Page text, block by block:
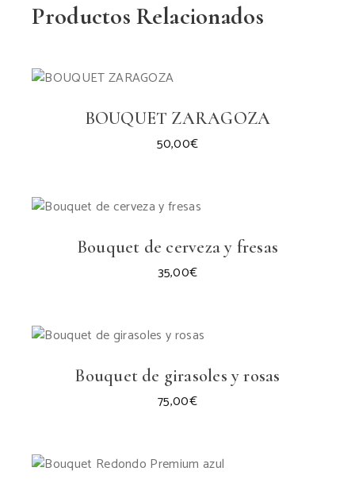
Productos Relacionados
BOUQUET ZARAGOZA
50,00€
Bouquet de cerveza y fresas
35,00€
Bouquet de girasoles y rosas
75,00€